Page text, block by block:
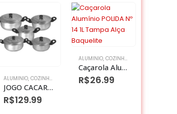
ALUMINIO, COZINHA DIVERSOS ,CUSCUZEIRAS
JOGO CACAROLA POLIDA COM 5 PEÇAS
R$129.99
ALUMINIO, COZINHA DIVERSOS
Caçarola Alumínio POLIDA Nº 14 1L Tampa Alça Baquelite
R$26.99